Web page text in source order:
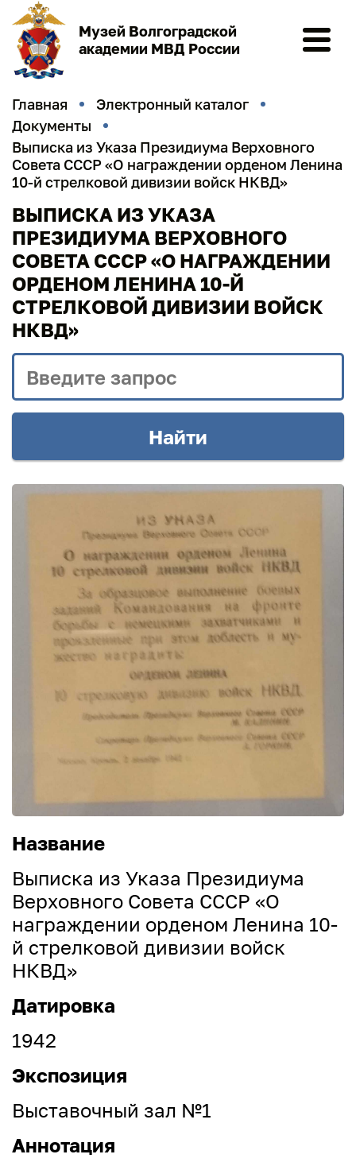
Музей Волгоградской
академии МВД России
Главная
Электронный каталог
Документы
Выписка из Указа Президиума Верховного
Совета СССР «О награждении орденом Ленина
10-й стрелковой дивизии войск НКВД»
ВЫПИСКА ИЗ УКАЗА
ПРЕЗИДИУМА ВЕРХОВНОГО
СОВЕТА СССР «О НАГРАЖДЕНИИ
ОРДЕНОМ ЛЕНИНА 10-Й
СТРЕЛКОВОЙ ДИВИЗИИ ВОЙСК
НКВД»
Название
Выписка из Указа Президиума
Верховного Совета СССР «О
награждении орденом Ленина 10-
й стрелковой дивизии войск
НКВД»
Датировка
1942
Экспозиция
Выставочный зал №1
Аннотация